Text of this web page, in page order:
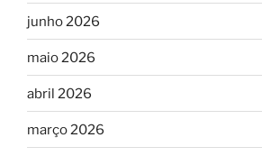
junho 2026
maio 2026
abril 2026
março 2026